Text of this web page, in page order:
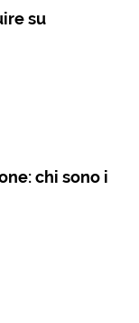
su
chi sono i